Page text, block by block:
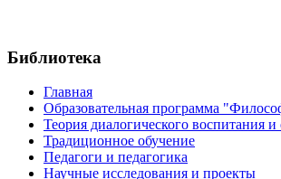
Библиотека
Главная
Образовательная программа
Теория диалогического воспитания и
Традиционное обучение
Педагоги и педагогика
Научные исследования и проекты